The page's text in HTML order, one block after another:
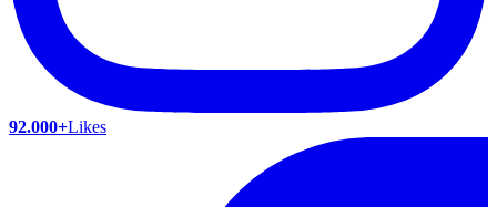
92.000+Likes